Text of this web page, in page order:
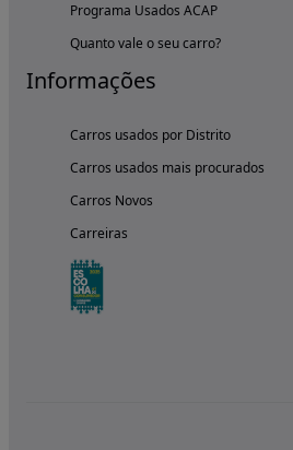
Programa Usados ACAP
Quanto vale o seu carro?
Informações
Carros usados por Distrito
Carros usados mais procurados
Carros Novos
Carreiras